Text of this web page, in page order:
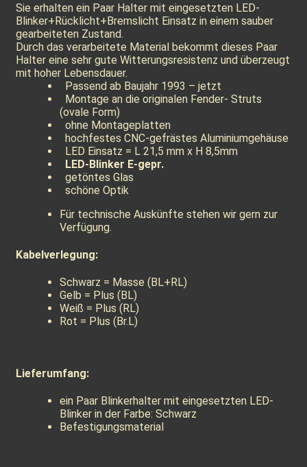
Sie erhalten ein Paar Halter mit eingesetzten LED-
Blinker+Rücklicht+Bremslicht Einsatz in einem sauber
gearbeiteten Zustand.
Durch das verarbeitete Material bekommt dieses Paar
Halter eine sehr gute Witterungsresistenz und überzeugt
mit hoher Lebensdauer.
Passend ab Baujahr 1993 – jetzt
Montage an die originalen Fender- Struts
(ovale Form)
ohne Montageplatten
hochfestes CNC-gefrästes Aluminiumgehäuse
LED Einsatz = L 21,5 mm x H 8,5mm
LED-Blinker E-gepr.
getöntes Glas
schöne Optik
Für technische Auskünfte stehen wir gern zur
Verfügung.
Kabelverlegung:
Schwarz = Masse (BL+RL)
Gelb = Plus (BL)
Weiß = Plus (RL)
Rot = Plus (Br.L)
Lieferumfang:
ein Paar Blinkerhalter mit eingesetzten LED-
Blinker in der Farbe: Schwarz
Befestigungsmaterial